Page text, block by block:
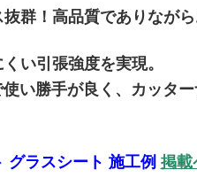
群！高品質でありなが
い引張強度を実現。
い勝手が良く、カッタ
グラスシート 施工例掲載